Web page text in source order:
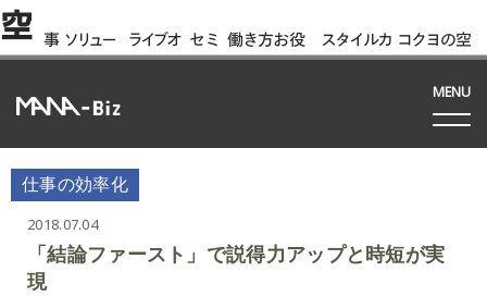
空 事
例
ソリュー
ション
ライブオ
フィス
セミ
ナー
働き方お役
立ち資料
スタイルカ
タログ
コクヨの空
間って!?
MENU
仕事の効率化
2018.07.04
「結論ファースト」で説得力アップと時短が実
現